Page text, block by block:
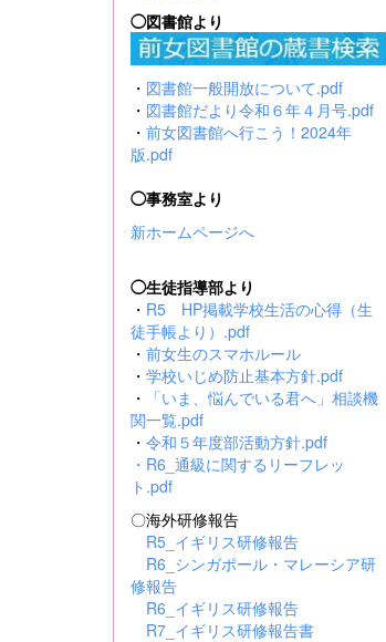
◯図書館より
・ 図書館一般開放について.pdf
・ 図書館だより令和６年４月号.pdf
・ 前女図書館へ行こう！2024年
版.pdf
◯事務室より
新ホームページへ
◯生徒指導部より
・ R5 HP掲載学校生活の心得（生
徒手帳より）.pdf
・ 前女生のスマホルール
・ 学校いじめ防止基本方針.pdf
・
「いま、悩んでいる君へ」相談機
関一覧.pdf
・ 令和５年度部活動方針.pdf
・ R6_通級に関するリーフレッ
ト.pdf
〇海外研修報告
R5_イギリス研修報告
R6_シンガポール・マレーシア研
修報告
R6_イギリス研修報告
R7_イギリス研修報告書